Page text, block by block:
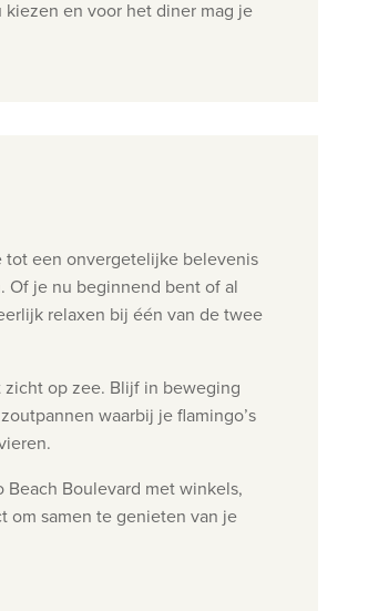
en voor het diner mag je
tot een onvergetelijke belevenis
Of je nu beginnend bent of al
relaxen bij één van de twee
op zee. Blijf in beweging
waarbij je flamingo’s
Boulevard met winkels,
om samen te genieten van je